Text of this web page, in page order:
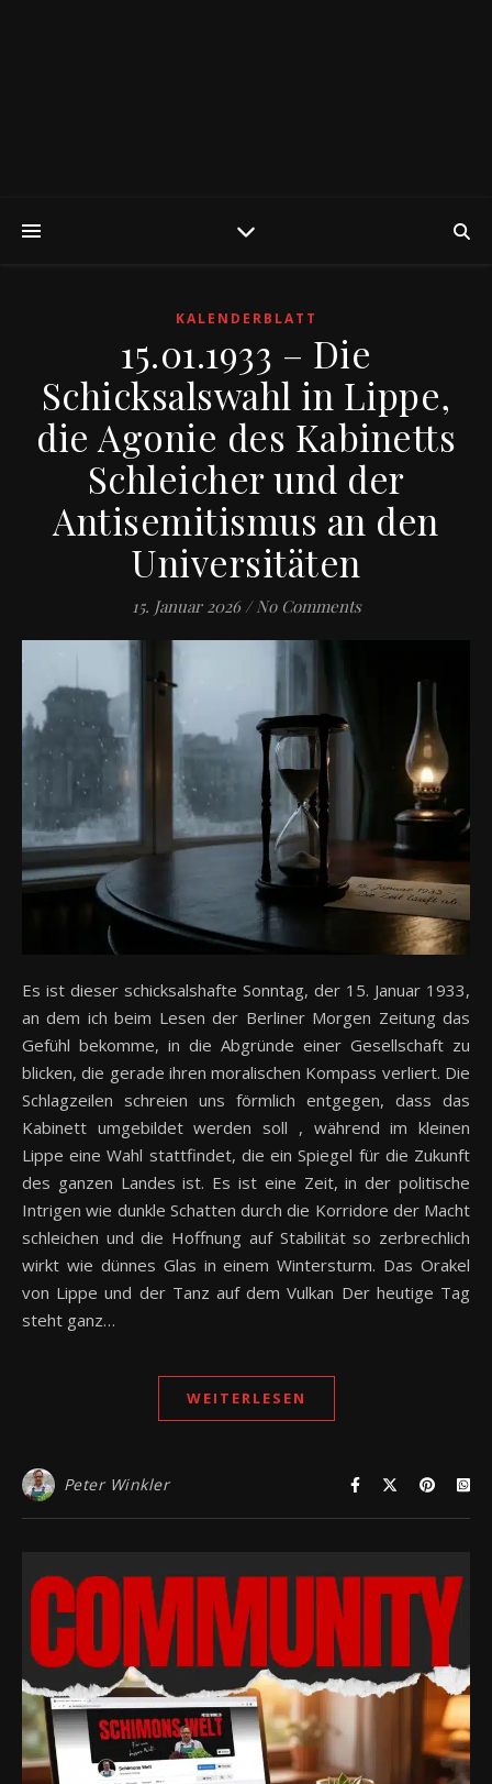
KALENDERBLATT
15.01.1933 – Die
Schicksalswahl in Lippe,
die Agonie des Kabinetts
Schleicher und der
Antisemitismus an den
Universitäten
15. Januar 2026 / No Comments
Es ist dieser schicksalshafte Sonntag, der 15. Januar 1933,
an dem ich beim Lesen der Berliner Morgen Zeitung das
Gefühl bekomme, in die Abgründe einer Gesellschaft zu
blicken, die gerade ihren moralischen Kompass verliert. Die
Schlagzeilen schreien uns förmlich entgegen, dass das
Kabinett umgebildet werden soll , während im kleinen
Lippe eine Wahl stattfindet, die ein Spiegel für die Zukunft
des ganzen Landes ist. Es ist eine Zeit, in der politische
Intrigen wie dunkle Schatten durch die Korridore der Macht
schleichen und die Hoffnung auf Stabilität so zerbrechlich
wirkt wie dünnes Glas in einem Wintersturm. Das Orakel
von Lippe und der Tanz auf dem Vulkan Der heutige Tag
steht ganz…
WEITERLESEN
Peter Winkler